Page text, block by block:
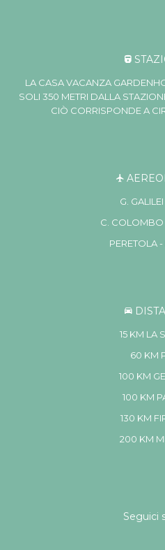
LA CASA VACANZA
SOLI 350 METRI DALLA
CIÒ CORRISPONDE A
G.
C. COLOMBO
PERETOLA
15 KM LA
60 KM
100 KM
100 KM
130 KM
200 KM
Seguici